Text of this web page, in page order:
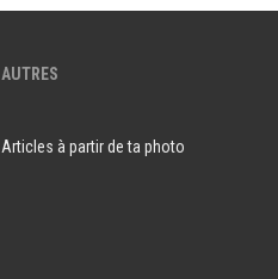
AUTRES
Articles à partir de ta photo